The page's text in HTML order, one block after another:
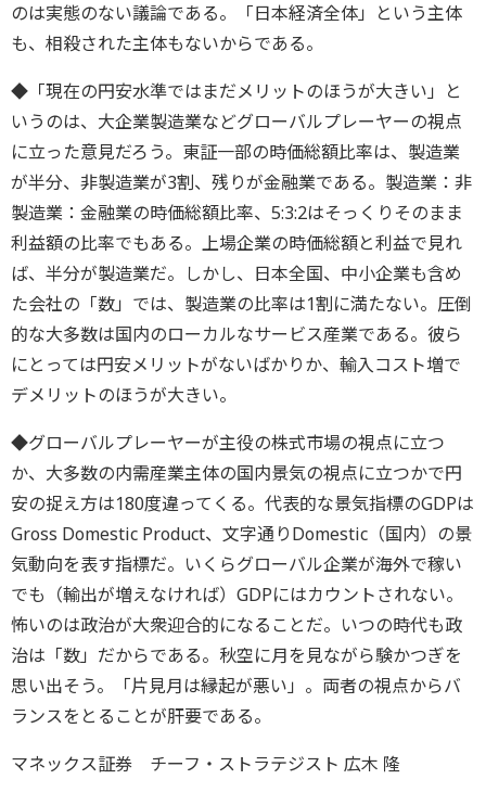
のは実態のない議論である。「日本経済全体」という主体
も、相殺された主体もないからである。
◆「現在の円安水準ではまだメリットのほうが大きい」と
いうのは、大企業製造業などグローバルプレーヤーの視点
に立った意見だろう。東証一部の時価総額比率は、製造業
が半分、非製造業が3割、残りが金融業である。製造業：非
製造業：金融業の時価総額比率、5:3:2はそっくりそのまま
利益額の比率でもある。上場企業の時価総額と利益で見れ
ば、半分が製造業だ。しかし、日本全国、中小企業も含め
た会社の「数」では、製造業の比率は1割に満たない。圧倒
的な大多数は国内のローカルなサービス産業である。彼ら
にとっては円安メリットがないばかりか、輸入コスト増で
デメリットのほうが大きい。
◆グローバルプレーヤーが主役の株式市場の視点に立つ
か、大多数の内需産業主体の国内景気の視点に立つかで円
安の捉え方は180度違ってくる。代表的な景気指標のGDPは
Gross Domestic Product、文字通りDomestic（国内）の景
気動向を表す指標だ。いくらグローバル企業が海外で稼い
でも（輸出が増えなければ）GDPにはカウントされない。
怖いのは政治が大衆迎合的になることだ。いつの時代も政
治は「数」だからである。秋空に月を見ながら験かつぎを
思い出そう。「片見月は縁起が悪い」。両者の視点からバ
ランスをとることが肝要である。
マネックス証券 チーフ・ストラテジスト 広木 隆